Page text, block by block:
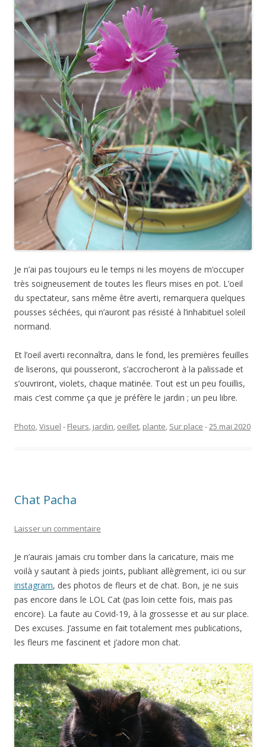
Je n’ai pas toujours eu le temps ni les moyens de m’occuper
très soigneusement de toutes les fleurs mises en pot. L’oeil
du spectateur, sans même être averti, remarquera quelques
pousses séchées, qui n’auront pas résisté à l’inhabituel soleil
normand.
Et l’oeil averti reconnaîtra, dans le fond, les premières feuilles
de liserons, qui pousseront, s’accrocheront à la palissade et
s’ouvriront, violets, chaque matinée. Tout est un peu fouillis,
mais c’est comme ça que je préfère le jardin ; un peu libre.
Photo Visuel - Fleurs jardin oeillet plante Sur place -25 mai 2020
Chat Pacha
Laisser un commentaire
Je n’aurais jamais cru tomber dans la caricature, mais me
voilà y sautant à pieds joints, publiant allègrement, ici ou sur
instagram, des photos de fleurs et de chat. Bon, je ne suis
pas encore dans le LOL Cat (pas loin cette fois, mais pas
encore). La faute au Covid-19, à la grossesse et au sur place.
Des excuses. J’assume en fait totalement mes publications,
les fleurs me fascinent et j’adore mon chat.